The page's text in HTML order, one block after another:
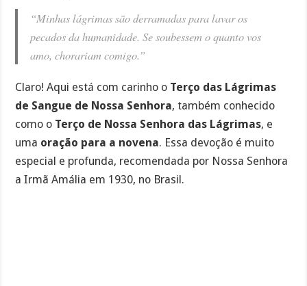
“Minhas lágrimas são derramadas para lavar os
pecados da humanidade. Se soubessem o quanto vos
amo, chorariam comigo.”
Claro! Aqui está com carinho o Terço das Lágrimas
de Sangue de Nossa Senhora, também conhecido
como o Terço de Nossa Senhora das Lágrimas, e
uma oração para a novena. Essa devoção é muito
especial e profunda, recomendada por Nossa Senhora
a Irmã Amália em 1930, no Brasil.